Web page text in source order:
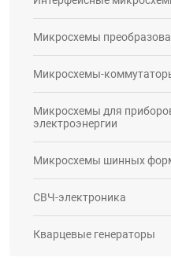
Микросхемы
Микросхемы-
Микросхемы для
электроэнергии
Микросхемы шинных
СВЧ-электроника
Кварцевые генераторы